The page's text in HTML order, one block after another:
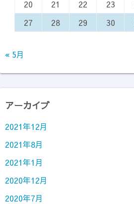
20
21 22 23
27
28 29 30
« 5月
アーカイブ
2021年12月
2021年8月
2021年1月
2020年12月
2020年7月